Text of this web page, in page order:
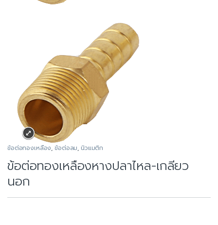
ข้อต่อทองเหลือง,ข้อต่อลม, นิวแมติก
ข้อต่อทองเหลืองหางปลาไหล-เกลียว
นอก